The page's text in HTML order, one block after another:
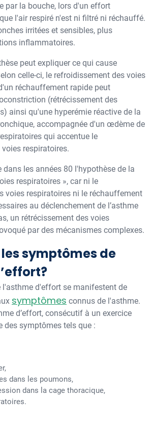
par la bouche, lors d'un effort
l'air respiré n'est ni filtré ni réchauffé.
irritées et sensibles, plus
inflammatoires.
peut expliquer ce qui cause
celle-ci, le refroidissement des voies
réchauffement rapide peut
(rétrécissement des
ainsi qu'une hyperémie réactive de la
accompagnée d'un œdème de
qui accentue le
respiratoires.
dans les années 80 l'hypothèse de la
respiratoires », car ni le
voies respiratoires ni le réchauffement
au déclenchement de l’asthme
un rétrécissement des voies
par des mécanismes complexes.
symptômes de
l'asthme d'effort se manifestent de
symptômes connus de l'asthme.
d’effort, consécutif à un exercice
des symptômes tels que :
dans les poumons,
dans la cage thoracique,